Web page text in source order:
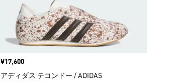
価格
¥17,600
アディダス テコンドー / ADIDAS